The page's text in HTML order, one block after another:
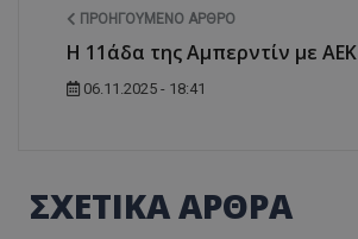
ΠΡΟΗΓΟΎΜΕΝΟ ΆΡΘΡΟ
H 11άδα της Αμπερντίν με ΑΕΚ
06.11.2025 - 18:41
ΣΧΕΤΙΚΑ ΑΡΘΡΑ